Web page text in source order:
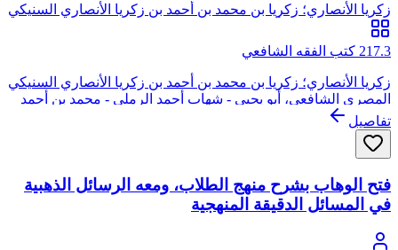
زكريا الأنصاري؛ زكريا بن محمد بن أحمد بن زكريا الأنصاري السنيكي
المصري الشافعي، أبو يحيى
217.3 كتب الفقه الشافعي
زكريا الأنصاري؛ زكريا بن محمد بن أحمد بن زكريا الأنصاري السنيكي
المصري الشافعي، أبو يحيى - شهاب أحمد الرملي - محمد بن أحمد
الشوبري
تفاصيل
فتح الوهاب بشرح منهج الطلاب، ومعه الرسائل الذهبية
في المسائل الدقيقة المنهجية